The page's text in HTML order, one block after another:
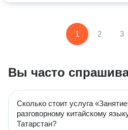
1 2 3
Вы часто
Сколько стоит услуга
разговорному китайскому
Татарстан?